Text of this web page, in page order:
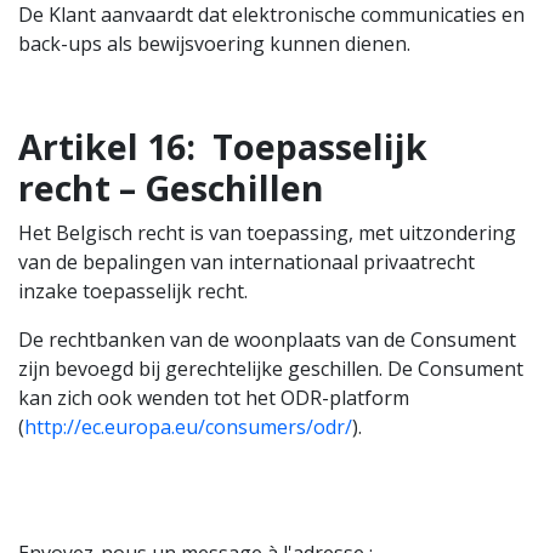
De Klant aanvaardt dat elektronische communicaties en
back-ups als bewijsvoering kunnen dienen.
Artikel 16: Toepasselijk
recht – Geschillen
Het Belgisch recht is van toepassing, met uitzondering
van de bepalingen van internationaal privaatrecht
inzake toepasselijk recht.
De rechtbanken van de woonplaats van de Consument
zijn bevoegd bij gerechtelijke geschillen. De Consument
kan zich ook wenden tot het ODR-platform
(http://ec.europa.eu/consumers/odr/).